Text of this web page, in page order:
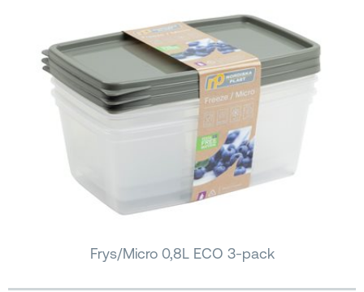
Frys/Micro 0,8L ECO 3-pack